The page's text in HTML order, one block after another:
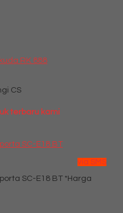
RK 888
CS
terbaru kami
via SMS
*Harga